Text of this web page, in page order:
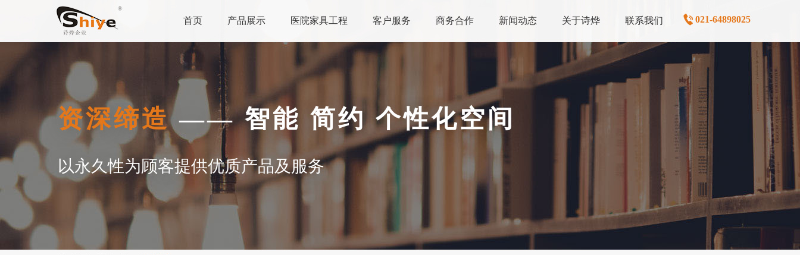
首页 产品展示 医院家具工程 客户服务 商务合作 新闻动态 关于诗烨 联系我们 021-64898025
资深缔造—— 智能 简约 个性化空间
以永久性为顾客提供优质产品及服务